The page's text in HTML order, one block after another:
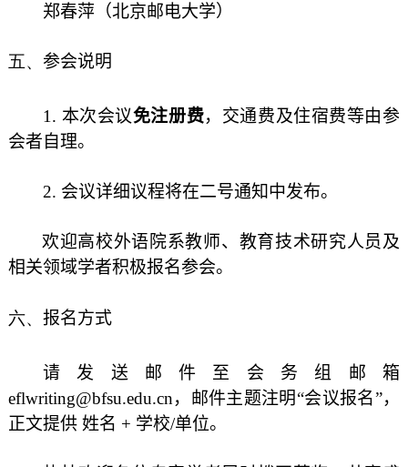
郑春萍（北京邮电大学）
五、 参会说明
1. 本次会议免注册费，交通费及住宿费等由参
会者自理。
2. 会议详细议程将在二号通知中发布。
欢迎高校外语院系教师、教育技术研究人员及
相关领域学者积极报名参会。
六、 报名方式
请发送邮件至会务组邮箱
eflwriting@bfsu.edu.cn，邮件主题注明“会议报名”，
正文提供 姓名 + 学校/单位。